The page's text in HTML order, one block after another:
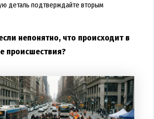
деталь подтверждайте вторым
непонятно, что происходит в
происшествия?